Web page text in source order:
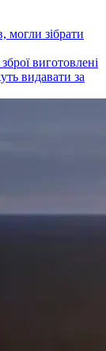
могли зібрати
виготовлені
видавати за